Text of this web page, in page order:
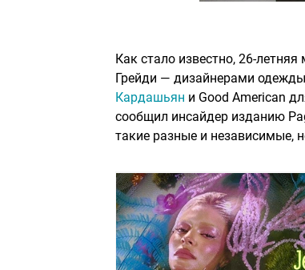
Как стало известно, 26-
Грейди — дизайнерами
Кардашьян и Good American
сообщил инсайдер изданию
такие разные и независимые,